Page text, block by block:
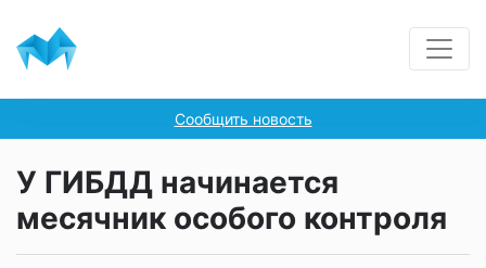
Сообщить новость
У ГИБДД начинается
месячник особого контроля